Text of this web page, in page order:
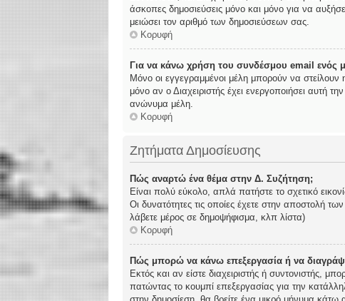
άσκοπες δημοσιεύσεις μόνο και μόνο για να
μειώσει τον αριθμό των δημοσιεύσεων σας.
Κορυφή
Για να κάνω χρήση του συνδέσμου email ενός
Μόνο οι εγγεγραμμένοι μέλη μπορούν να
μόνο αν ο Διαχειριστής έχει ενεργοποιήσει αυτή
ανώνυμα μέλη.
Κορυφή
Ζητήματα Δημοσίευσης
Πώς αναρτώ ένα θέμα στην Δ. Συζήτηση;
Είναι πολύ εύκολο, απλά πατήστε το σχετικό
Οι δυνατότητες τις οποίες έχετε στην αποστολή
λάβετε μέρος σε δημοψήφισμα, κλπ λίστα)
Κορυφή
Πώς μπορώ να κάνω επεξεργασία ή να
Εκτός και αν είστε διαχειριστής ή συντονιστής,
πατώντας το κουμπί επεξεργασίας για την